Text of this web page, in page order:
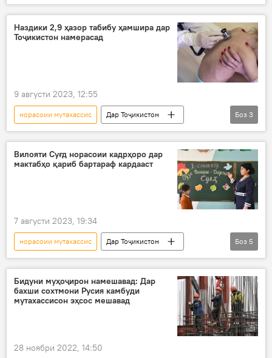
Дар Русия
Русия
Муҳоҷират
бештар муҳоҷирони корӣ
Наздики 2,9 ҳазор табибу ҳамшира дар
Тоҷикистон намерасад
9 августи 2023, 12:55
норасоии мутахассис
Дар Тоҷикистон
Тандурустӣ
бемор вазир
Боз 3
Вилояти Суғд норасоии кадрҳоро дар
мактабҳо қариб бартараф кардааст
7 августи 2023, 19:34
норасоии мутахассис
Дар Тоҷикистон
Суғд
Маориф
омӯзгор
Боз 5
Бидуни муҳоҷирон намешавад: Дар
бахши сохтмони Русия камбуди
мутахассисон эҳсос мешавад
28 ноябри 2022, 14:50